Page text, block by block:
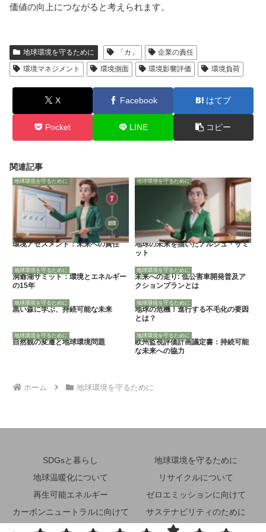
価値の向上につながると考えられます。
地球環境を守るために 「カ」
企業の責任
環境マネジメント
環境側面 環境影響評価 環境負荷
X Facebook はてブ
Pocket LINE コピー
関連記事
地球環境を守るために
環境アセスメント：未来への責任
地球環境を守るために
地球の未来を描いたアルシュ・サミ
ット
地球環境を守るために
洞爺湖サミット：環境とエネルギー
の15年
地球環境を守るために
未来への走り: 低公害車開発普及ア
クションプランとは
地球環境を守るために
黒い森に学ぶ、持続可能な未来
地球環境を守るために
地球の危機！進行する不毛化の要因
とは？
地球環境を守るために
自然観の変遷と地球環境問題
地球環境を守るために
欧州監視評価計画議定書：持続可能
な未来への協力
ホーム 地球環境を守るために
SDGsと暮らし
地球環境を守るために
地球温暖化について
リサイクルについて
再生可能エネルギー
ゼロエミッションに向けて
カーボンニュートラルに向けて
サステナビリティのために
省エネルギーのために
その他